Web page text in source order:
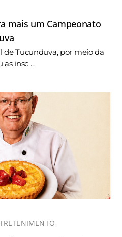
mais um Campeonato
Tucunduva, por meio da
insc ...